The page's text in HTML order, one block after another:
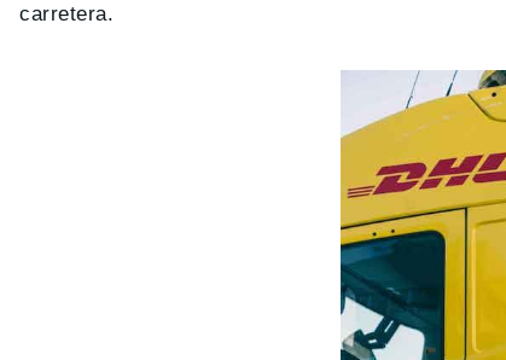
carretera.